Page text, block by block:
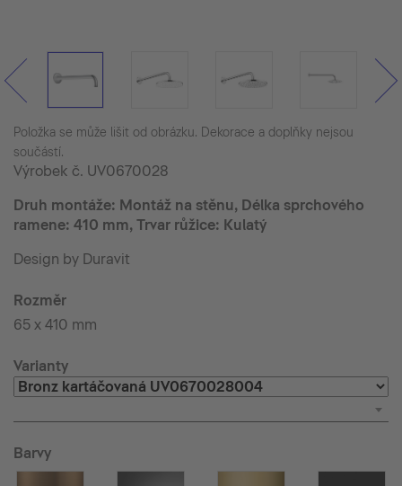
Položka se může lišit od obrázku. Dekorace a doplňky nejsou
součástí.
Výrobek č. UV0670028
Druh montáže: Montáž na stěnu, Délka sprchového
ramene: 410 mm, Trvar růžice: Kulatý
Design by Duravit
Rozměr
65 x 410 mm
Varianty
Barvy